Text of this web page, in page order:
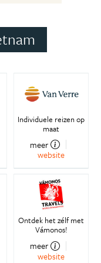
Individuele reizen op
maat
meer
website
Ontdek het zélf met
Vámonos!
meer
website